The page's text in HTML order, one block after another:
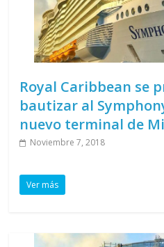
Royal Caribbean se
bautizar al
nuevo terminal de
Noviembre 7, 2018
Ver más